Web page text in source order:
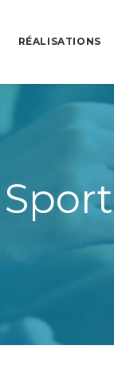
RÉALISATIONS